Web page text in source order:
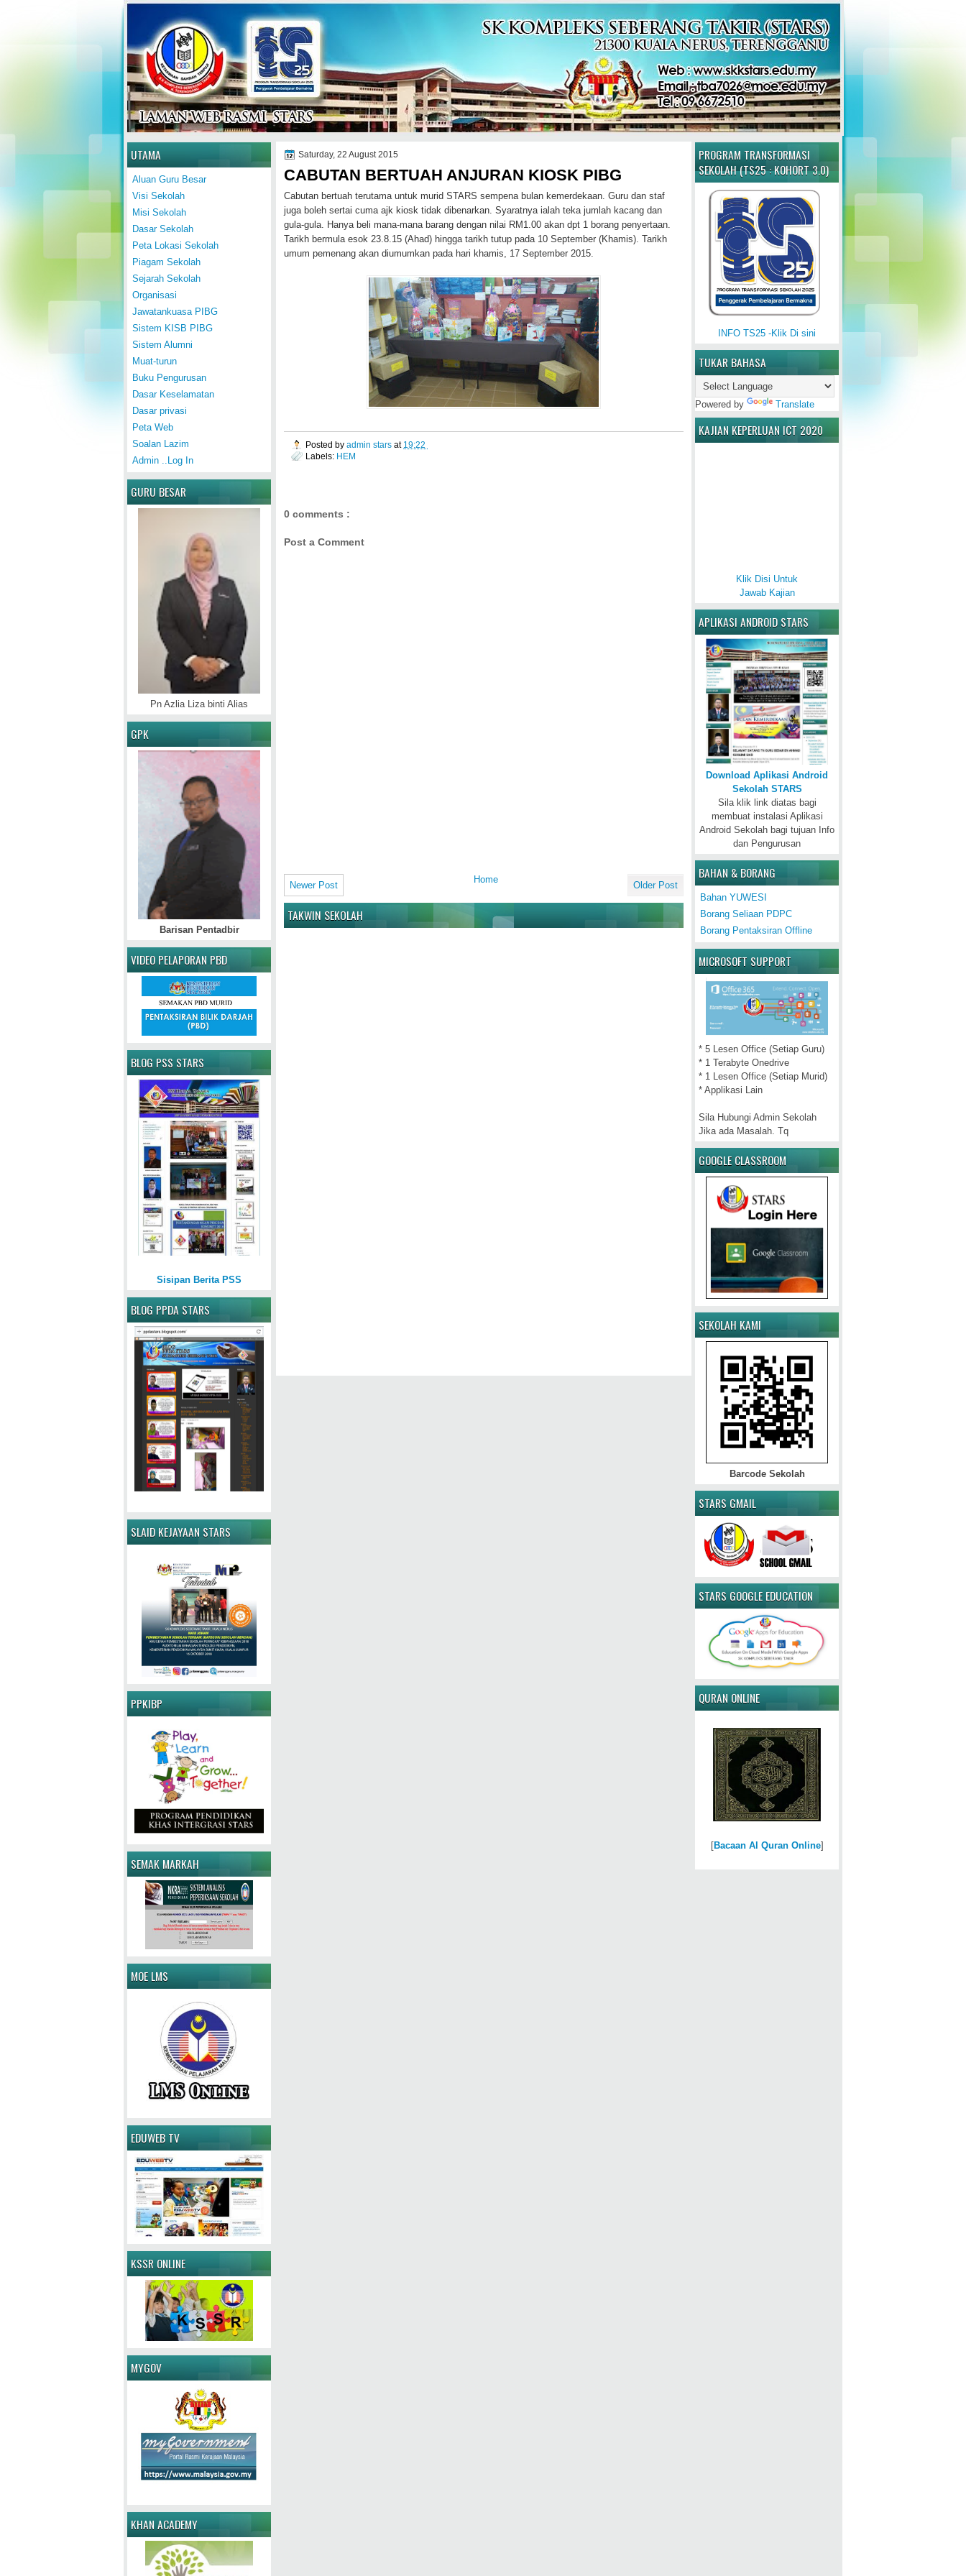
Home
PROGRAM TRANSFORMASI
SEKOLAH (TS25 : KOHORT 3.0)
INFO TS25 -Klik Di sini
TUKAR BAHASA
Powered by Translate
KAJIAN KEPERLUAN ICT 2020
Klik Disi Untuk
Jawab Kajian
APLIKASI ANDROID STARS
Download Aplikasi Android
Sekolah STARS
Sila klik link diatas bagi
membuat instalasi Aplikasi
Android Sekolah bagi tujuan Info
dan Pengurusan
BAHAN & BORANG
Bahan YUWESI
Borang Seliaan PDPC
Borang Pentaksiran Offline
MICROSOFT SUPPORT
* 5 Lesen Office (Setiap Guru)
* 1 Terabyte Onedrive
* 1 Lesen Office (Setiap Murid)
* Applikasi Lain
Sila Hubungi Admin Sekolah
Jika ada Masalah. Tq
GOOGLE CLASSROOM
SEKOLAH KAMI
Barcode Sekolah
STARS GMAIL
STARS GOOGLE EDUCATION
QURAN ONLINE
[Bacaan Al Quran Online]
Saturday, 22 August 2015
CABUTAN BERTUAH ANJURAN KIOSK PIBG
Cabutan bertuah terutama untuk murid STARS sempena bulan kemerdekaan. Guru dan staf
juga boleh sertai cuma ajk kiosk tidak dibenarkan. Syaratnya ialah teka jumlah kacang dan
gula-gula. Hanya beli mana-mana barang dengan nilai RM1.00 akan dpt 1 borang penyertaan.
Tarikh bermula esok 23.8.15 (Ahad) hingga tarikh tutup pada 10 September (Khamis). Tarikh
umum pemenang akan diumumkan pada hari khamis, 17 September 2015.
Posted by admin stars at 19:22
Labels: HEM
0 comments :
Post a Comment
Newer Post Older Post
Home
TAKWIN SEKOLAH
UTAMA
Aluan Guru Besar
Visi Sekolah
Misi Sekolah
Dasar Sekolah
Peta Lokasi Sekolah
Piagam Sekolah
Sejarah Sekolah
Organisasi
Jawatankuasa PIBG
Sistem KISB PIBG
Sistem Alumni
Muat-turun
Buku Pengurusan
Dasar Keselamatan
Dasar privasi
Peta Web
Soalan Lazim
Admin ..Log In
GURU BESAR
Pn Azlia Liza binti Alias
GPK
Barisan Pentadbir
VIDEO PELAPORAN PBD
BLOG PSS STARS
Sisipan Berita PSS
BLOG PPDA STARS
SLAID KEJAYAAN STARS
PPKIBP
SEMAK MARKAH
MOE LMS
EDUWEB TV
KSSR ONLINE
MYGOV
KHAN ACADEMY